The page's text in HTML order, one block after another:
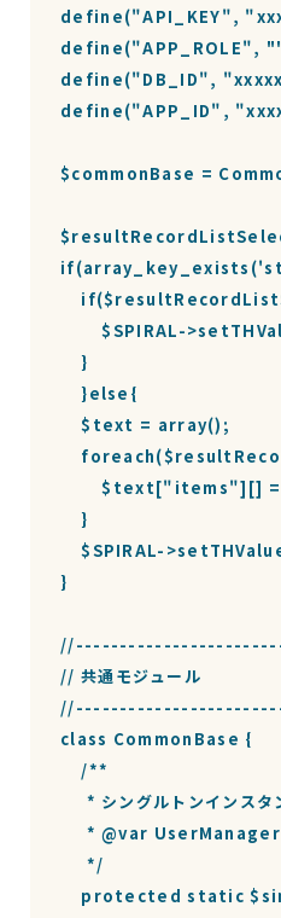
define("API_KEY",
define("APP_ROLE",
define("DB_ID",
define("APP_ID",
$commonBase =
$SPIRAL-
    }
    }else{
    $text = array();
    }
$SPIRAL-
}
// 共通モジュール
class CommonBase {
    /**
* シングルトンインスタ
     * @var UserManager
     */
protected static